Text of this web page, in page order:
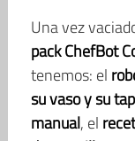
Una vez
pack ChefBot
tenemos: el
su vaso y su
manual, el